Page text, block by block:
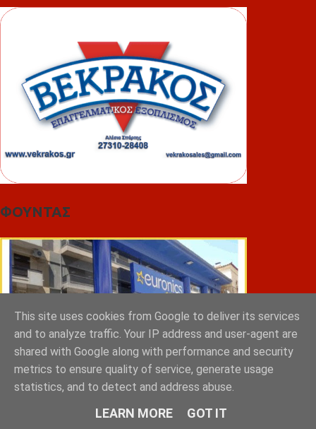
ΦΟΥΝΤΑΣ
This site uses cookies from Google to deliver its services
and to analyze traffic. Your IP address and user-agent are
shared with Google along with performance and security
metrics to ensure quality of service, generate usage
statistics, and to detect and address abuse.
LEARN MORE GOT IT